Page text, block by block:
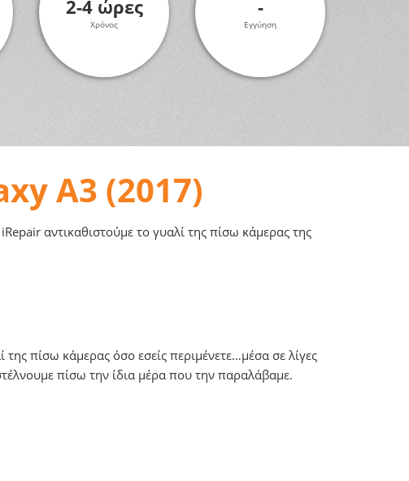
2-4 ώρες
Χρόνος
-
Εγγύηση
A3 (2017)
αντικαθιστούμε το γυαλί της πίσω κάμερας της
πίσω κάμερας όσο εσείς περιμένετε…μέσα σε λίγες
πίσω την ίδια μέρα που την παραλάβαμε.